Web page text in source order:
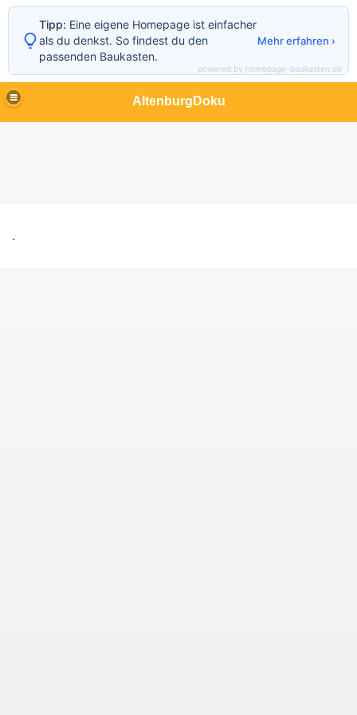
AltenburgDoku
.
Tipp: Eine eigene Homepage ist einfacher
als du denkst. So findest du den
passenden Baukasten.
Mehr erfahren ›
powered by homepage-baukasten.de